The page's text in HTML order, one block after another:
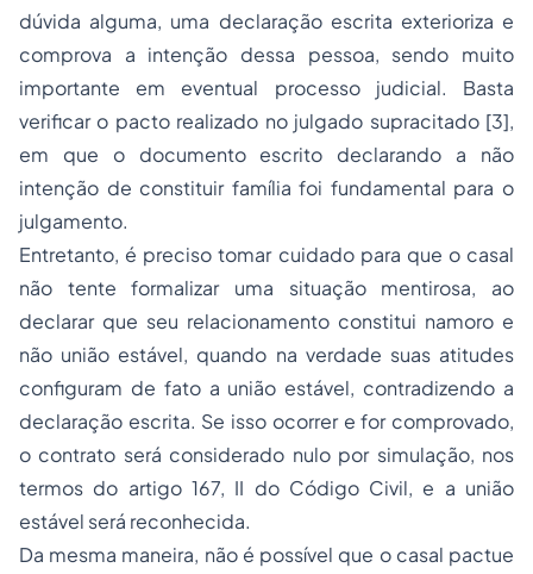
dúvida alguma, uma declaração escrita exterioriza e
comprova a intenção dessa pessoa, sendo muito
importante em eventual processo judicial. Basta
verificar o pacto realizado no julgado supracitado [3],
em que o documento escrito declarando a não
intenção de constituir família foi fundamental para o
julgamento.
Entretanto, é preciso tomar cuidado para que o casal
não tente formalizar uma situação mentirosa, ao
declarar que seu relacionamento constitui namoro e
não união estável, quando na verdade suas atitudes
configuram de fato a união estável, contradizendo a
declaração escrita. Se isso ocorrer e for comprovado,
o contrato será considerado nulo por simulação, nos
termos do artigo 167, II do Código Civil, e a união
estável será reconhecida.
Da mesma maneira, não é possível que o casal pactue